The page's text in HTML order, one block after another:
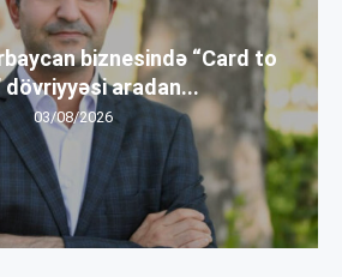
biznesində “Card to
dövriyyəsi aradan...
03/08/2026